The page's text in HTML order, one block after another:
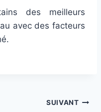
des meilleurs
avec des facteurs
SUIVANT